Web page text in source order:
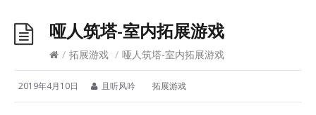
哑人筑塔-室内拓展游戏
/ 拓展游戏 / 哑人筑塔-室内拓展游戏
2019年4月10日 且听风吟 拓展游戏